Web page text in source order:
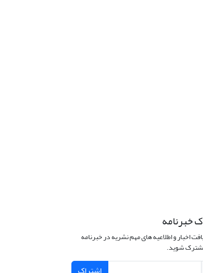
خبرنامه
اخبار و اطلاعیه های مهم نشریه در خبرنامه
شوید.